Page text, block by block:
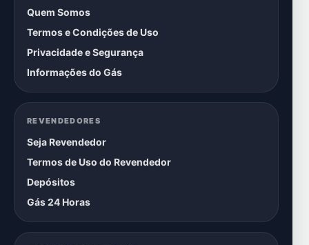
Quem Somos
Termos e Condições de Uso
Privacidade e Segurança
Informações do Gás
REVENDEDORES
Seja Revendedor
Termos de Uso do Revendedor
Depósitos
Gás 24 Horas